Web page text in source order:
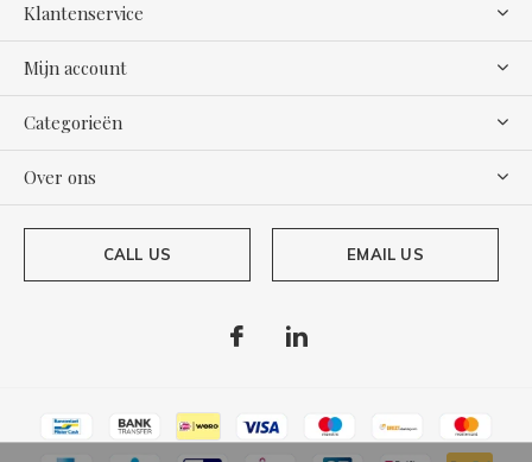
Klantenservice
Mijn account
Categorieën
Over ons
CALL US EMAIL US